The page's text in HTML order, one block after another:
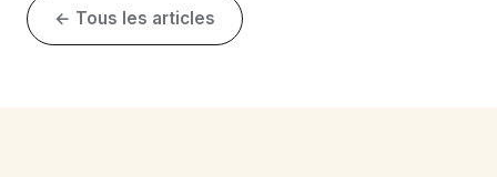
← Tous les articles